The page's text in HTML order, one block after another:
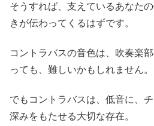
そうすれば、支えているあなた
きが伝わってくるはずです。
コントラバスの音色は、吹奏楽
っても、難しいかもしれません。
でもコントラバスは、低音に、
深みをもたせる大切な存在。